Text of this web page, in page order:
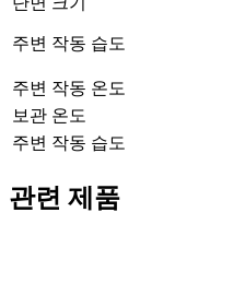
주변 작동 습도
주변 작동 온도
보관 온도
주변 작동 습도
관련 제품